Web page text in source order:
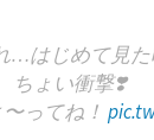
…はじめて見
ちょい衝撃❣️
ってね！